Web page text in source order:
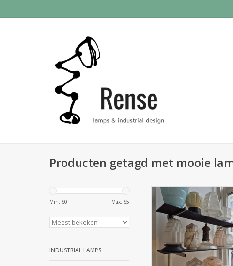
Producten getagd met mooie
Min: €0 Max: €5
INDUSTRIAL LAMPS
Uniek aanbod oude
TOEVOEGEN AAN